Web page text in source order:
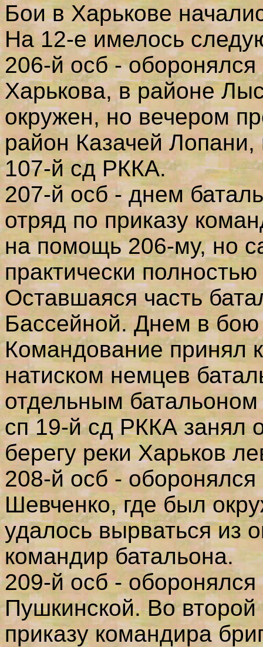
Бои в Харькове
На 12-е имелось
206-й осб -
Харькова, в районе
окружен, но вечером
район Казачей Лопани,
107-й сд РККА.
207-й осб - днем
отряд по приказу
на помощь 206-му, но
практически
Оставшаяся часть
Бассейной. Днем в бою
Командование принял
натиском немцев
отдельным
сп 19-й сд РККА занял
берегу реки Харьков
208-й осб -
Шевченко, где был
удалось вырваться из
командир батальона.
209-й осб - оборонялся
Пушкинской. Во
приказу командира